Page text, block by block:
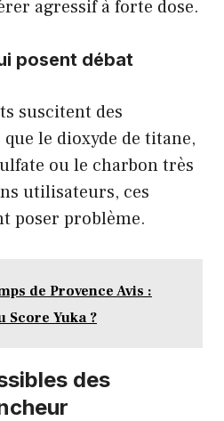
agressif à forte dose.
posent débat
suscitent des
le dioxyde de titane,
ou le charbon très
utilisateurs, ces
poser problème.
de Provence Avis :
Score Yuka ?
des